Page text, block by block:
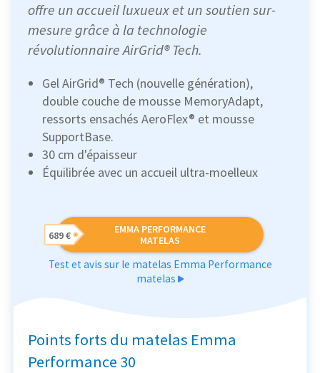
offre un accueil luxueux et un soutien sur-
mesure grâce à la technologie
révolutionnaire AirGrid® Tech.
Gel AirGrid® Tech (nouvelle génération),
double couche de mousse MemoryAdapt,
ressorts ensachés AeroFlex® et mousse
SupportBase.
30 cm d'épaisseur
Équilibrée avec un accueil ultra-moelleux
EMMA PERFORMANCE
MATELAS
689 €
Test et avis sur le matelas Emma Performance
matelas
Points forts du matelas Emma
Performance 30